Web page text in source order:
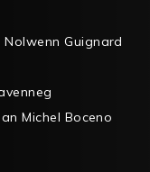
Nolwenn Guignard
Michel Boceno